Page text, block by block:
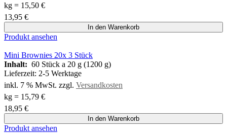
kg = 15,50 €
13,95 €
In den Warenkorb
Produkt ansehen
Mini Brownies 20x 3 Stück
Inhalt: 60 Stück a 20 g (1200 g)
Lieferzeit: 2-5 Werktage
inkl. 7 % MwSt. zzgl. Versandkosten
kg = 15,79 €
18,95 €
In den Warenkorb
Produkt ansehen